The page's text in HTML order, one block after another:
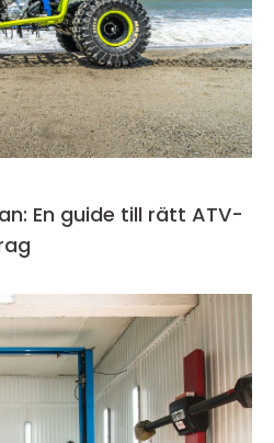
En guide till rätt ATV-